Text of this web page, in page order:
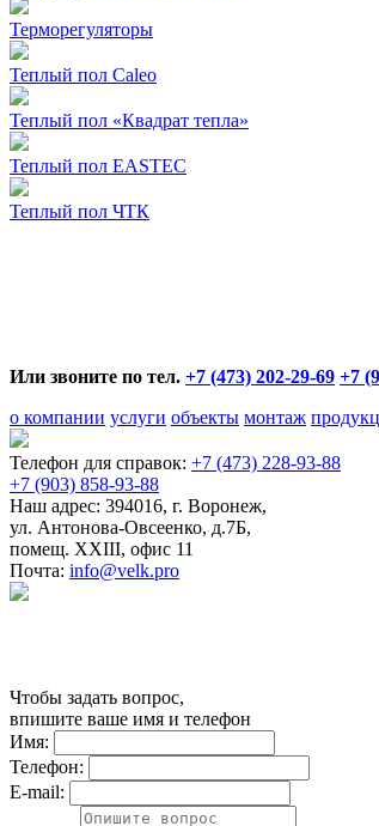
Терморегуляторы
Теплый пол Caleo
Теплый пол «Квадрат тепла»
Теплый пол EASTEC
Теплый пол ЧТК
Или звоните по тел. +7 (473) 202-29-69 +7
о компании услуги объекты монтаж
Телефон для справок: +7 (473) 228-93-88
+7 (903) 858-93-88
Наш адрес: 394016, г. Воронеж,
ул. Антонова-Овсеенко, д.7Б,
помещ. XXIII, офис 11
Почта: info@velk.pro
Чтобы задать вопрос,
впишите ваше имя и телефон
Имя:
Телефон:
E-mail: